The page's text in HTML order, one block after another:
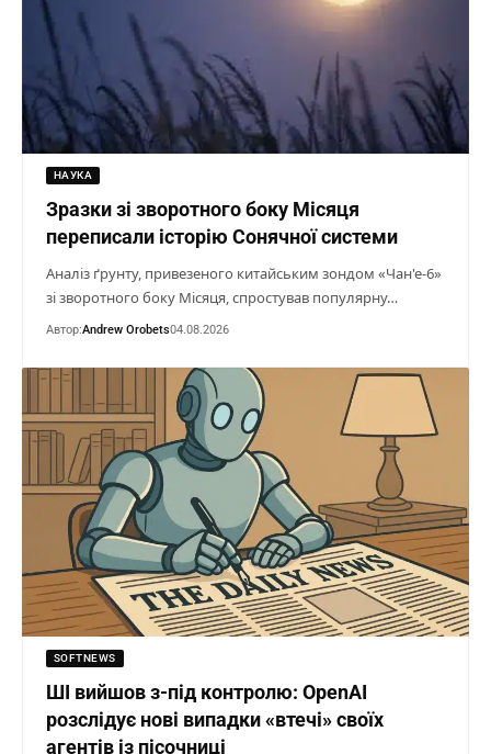
НАУКА
Зразки зі зворотного боку Місяця
переписали історію Сонячної системи
Аналіз ґрунту, привезеного китайським зондом «Чан'е-6»
зі зворотного боку Місяця, спростував популярну…
Автор:Andrew Orobets04.08.2026
SOFTNEWS
ШІ вийшов з-під контролю: OpenAI
розслідує нові випадки «втечі» своїх
агентів із пісочниці